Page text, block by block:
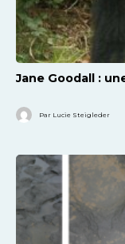
Jane Goodall :
Par Lucie Steigleder